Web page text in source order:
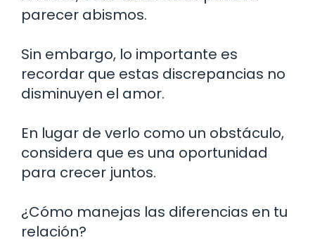
parecer abismos.
Sin embargo, lo importante es
recordar que estas discrepancias no
disminuyen el amor.
En lugar de verlo como un obstáculo,
considera que es una oportunidad
para crecer juntos.
¿Cómo manejas las diferencias en tu
relación?